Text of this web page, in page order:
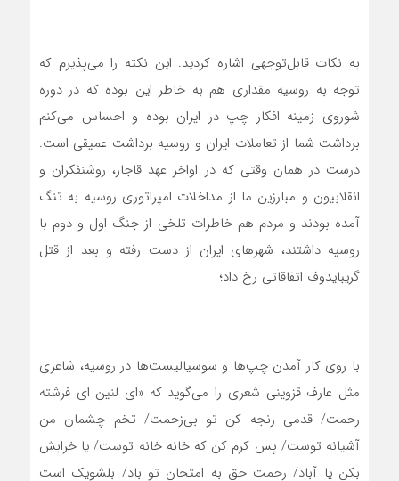
به نکات قابل‌توجهی اشاره کردید. این نکته را می‌پذیرم که
توجه به روسیه مقداری هم به خاطر این بوده که در دوره
شوروی زمینه افکار چپ در ایران بوده و احساس می‌کنم
برداشت شما از تعاملات ایران و روسیه برداشت عمیقی است.
درست در همان وقتی که در اواخر عهد قاجار، روشنفکران و
انقلابیون و مبارزین ما از مداخلات امپراتوری روسیه به تنگ
آمده بودند و مردم هم خاطرات تلخی از جنگ اول و دوم با
روسیه داشتند، شهرهای ایران از دست رفته و بعد از قتل
گریبایدوف اتفاقاتی رخ داد؛
با روی کار آمدن چپ‌ها و سوسیالیست‌ها در روسیه، شاعری
مثل عارف قزوینی شعری را می‌گوید که «ای لنین ‌ای فرشته
رحمت/ قدمی رنجه کن تو بی‌زحمت/ تخم چشمان من
آشیانه توست/ پس کرم کن که خانه خانه توست/ یا خرابش
بکن یا آباد/ رحمت حق به امتحان تو باد/ بلشویک است